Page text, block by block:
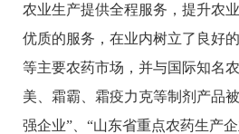
农业生产提供全程服务，提升农
优质的服务，在业内树立了良好
等主要农药市场，并与国际知名
美、霜霸、霜疫力克等制剂产品
强企业”、“山东省重点农药生产